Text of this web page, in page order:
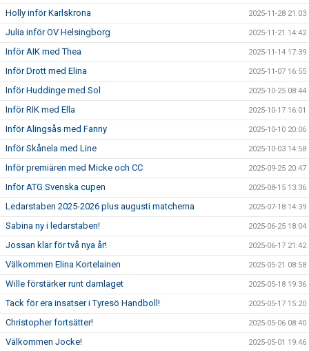
Holly inför Karlskrona 2025-11-28 21:03
Julia inför OV Helsingborg 2025-11-21 14:42
Inför AIK med Thea 2025-11-14 17:39
Inför Drott med Elina 2025-11-07 16:55
Inför Huddinge med Sol 2025-10-25 08:44
Inför RIK med Ella 2025-10-17 16:01
Inför Alingsås med Fanny 2025-10-10 20:06
Inför Skånela med Line 2025-10-03 14:58
Inför premiären med Micke och CC 2025-09-25 20:47
Inför ATG Svenska cupen 2025-08-15 13:36
Ledarstaben 2025-2026 plus augusti matcherna 2025-07-18 14:39
Sabina ny i ledarstaben! 2025-06-25 18:04
Jossan klar för två nya år! 2025-06-17 21:42
Välkommen Elina Kortelainen 2025-05-21 08:58
Wille förstärker runt damlaget 2025-05-18 19:36
Tack för era insatser i Tyresö Handboll! 2025-05-17 15:20
Christopher fortsätter! 2025-05-06 08:40
Välkommen Jocke! 2025-05-01 19:46